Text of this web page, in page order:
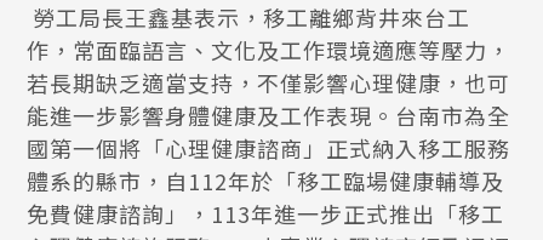
勞工局長王鑫基表示，移工離鄉背井來台工
作，常面臨語言、文化及工作環境適應等壓力，
若長期缺乏適當支持，不僅影響心理健康，也可
能進一步影響身體健康及工作表現。台南市為全
國第一個將「心理健康諮商」正式納入移工服務
體系的縣市，自112年於「移工臨場健康輔導及
免費健康諮詢」，113年進一步正式推出「移工